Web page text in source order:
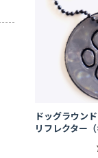
ドッグラウ
リフレクター